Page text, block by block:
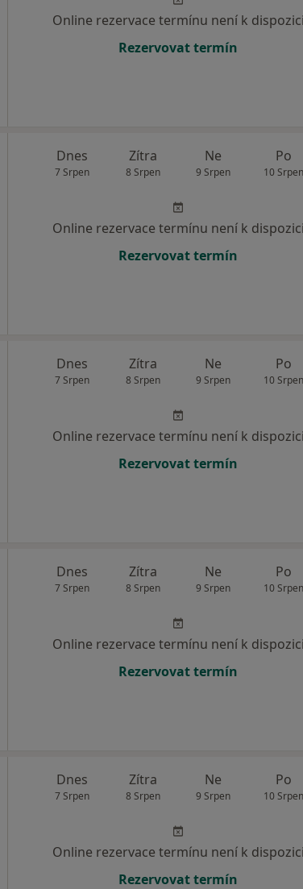
Online rezervace termínu není k dispozici
Rezervovat termín
Dnes
7 Srpen
Zítra
8 Srpen
Ne
9 Srpen
Po
10 Srpen
Online rezervace termínu není k dispozici
Rezervovat termín
Dnes
7 Srpen
Zítra
8 Srpen
Ne
9 Srpen
Po
10 Srpen
Online rezervace termínu není k dispozici
Rezervovat termín
Dnes
7 Srpen
Zítra
8 Srpen
Ne
9 Srpen
Po
10 Srpen
Online rezervace termínu není k dispozici
Rezervovat termín
Dnes
7 Srpen
Zítra
8 Srpen
Ne
9 Srpen
Po
10 Srpen
Online rezervace termínu není k dispozici
Rezervovat termín